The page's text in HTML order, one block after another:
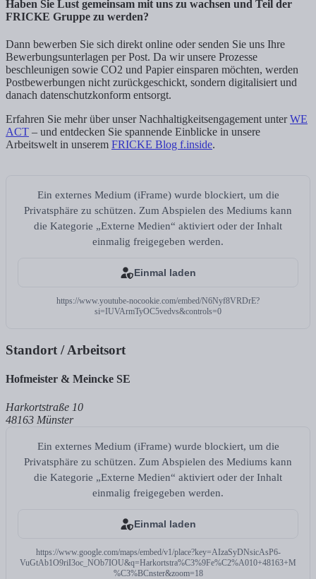
Haben Sie Lust gemeinsam mit uns zu wachsen und Teil der
FRICKE Gruppe zu werden?
Dann bewerben Sie sich direkt online oder senden Sie uns Ihre
Bewerbungsunterlagen per Post. Da wir unsere Prozesse
beschleunigen sowie CO2 und Papier einsparen möchten, werden
Postbewerbungen nicht zurückgeschickt, sondern digitalisiert und
danach datenschutzkonform entsorgt.
Erfahren Sie mehr über unser Nachhaltigkeitsengagement unterWE
ACT – und entdecken Sie spannende Einblicke in unsere
Arbeitswelt in unserem FRICKE Blog f.inside.
Ein externes Medium (iFrame) wurde blockiert, um die
Privatsphäre zu schützen. Zum Abspielen des Mediums kann
die Kategorie „Externe Medien“ aktiviert oder der Inhalt
einmalig freigegeben werden.
Einmal laden
https://www.youtube-nocookie.com/embed/N6Nyf8VRDrE?
si=IUVArmTyOC5vedvs&controls=0
Standort / Arbeitsort
Hofmeister & Meincke SE
Harkortstraße 10
48163 Münster
Ein externes Medium (iFrame) wurde blockiert, um die
Privatsphäre zu schützen. Zum Abspielen des Mediums kann
die Kategorie „Externe Medien“ aktiviert oder der Inhalt
einmalig freigegeben werden.
Einmal laden
https://www.google.com/maps/embed/v1/place?key=AIzaSyDNsicAsP6-
VuGtAb1O9riI3oc_NOb7IOU&q=Harkortstra%C3%9Fe%C2%A010+48163+M
%C3%BCnster&zoom=18